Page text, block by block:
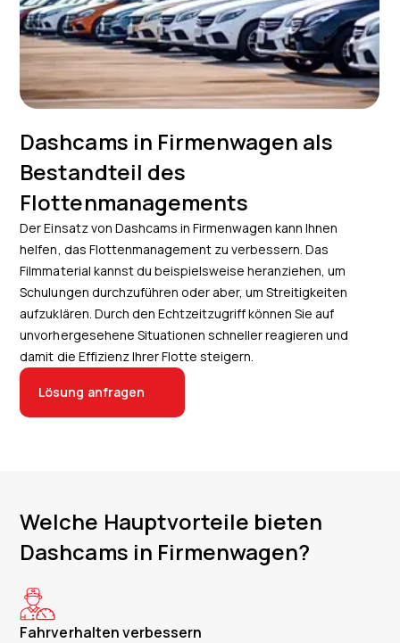
Dashcams in Firmenwagen als
Bestandteil des
Flottenmanagements
Der Einsatz von Dashcams in Firmenwagen kann Ihnen
helfen, das Flottenmanagement zu verbessern. Das
Filmmaterial kannst du beispielsweise heranziehen, um
Schulungen durchzuführen oder aber, um Streitigkeiten
aufzuklären. Durch den Echtzeitzugriff können Sie auf
unvorhergesehene Situationen schneller reagieren und
damit die Effizienz Ihrer Flotte steigern.
Lösung anfragen
Welche Hauptvorteile bieten
Dashcams in Firmenwagen?
Fahrverhalten verbessern